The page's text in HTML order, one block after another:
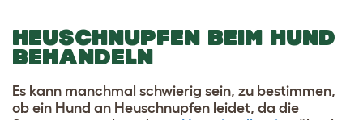
HEUSCHNUPFEN BEIM HUND
BEHANDELN
Es kann manchmal schwierig sein, zu bestimmen,
ob ein Hund an Heuschnupfen leidet, da die